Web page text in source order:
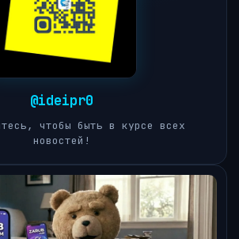
@ideipr0
чтобы быть в курсе всех
новостей!